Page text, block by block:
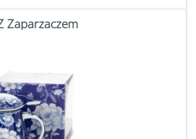
Zaparzaczem